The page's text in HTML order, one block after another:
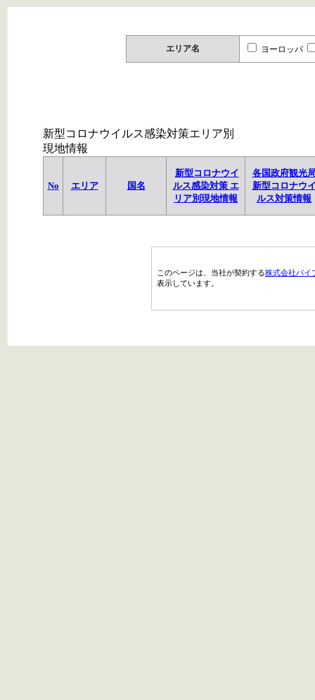
エリア名 ヨーロッパ
新型コロナウイルス感染対策エリア別
現地情報
No エリア 国名
新型コロナウイ
ルス感染対策 エ
リア別現地情報
各国政府観光
新型コロナウ
ルス対策情報
このページは、当社が契約する株式会社パイ
表示しています。